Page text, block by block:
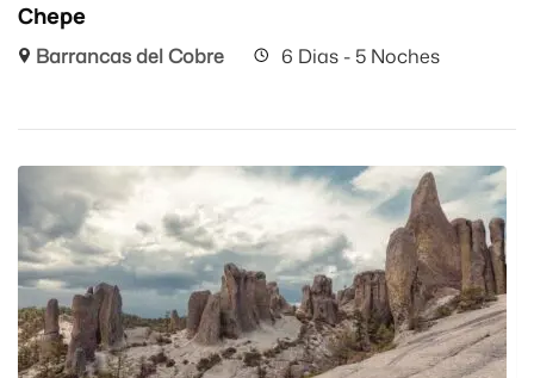
Chepe
Barrancas del Cobre 6 Dias - 5 Noches